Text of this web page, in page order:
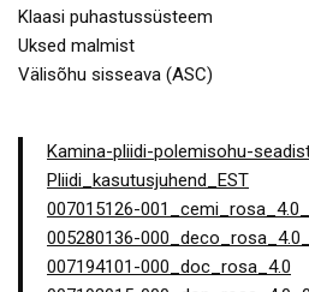
Klaasi puhastussüsteem
Uksed malmist
Välisõhu sisseava (ASC)
Kamina-pliidi-polemisohu-
Pliidi_kasutusjuhend_EST
007015126-
005280136-
007194101-000_doc_rosa_4.0